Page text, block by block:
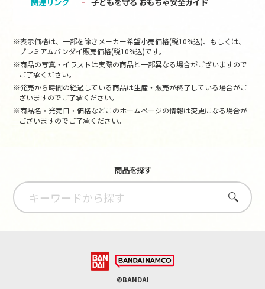
※表示価格は、一部を除きメーカー希望小売価格(税10%込)、もしくは、
プレミアムバンダイ販売価格(税10%込)です。
※商品の写真・イラストは実際の商品と一部異なる場合がございますので
ご了承ください。
※発売から時間の経過している商品は生産・販売が終了している場合がご
ざいますのでご了承ください。
※商品名・発売日・価格などこのホームページの情報は変更になる場合が
ございますのでご了承ください。
商品を探す
さがす
©BANDAI